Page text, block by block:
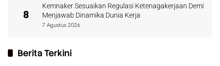
8
Kemnaker Sesuaikan Regulasi Ketenagakerjaan Demi
Menjawab Dinamika Dunia Kerja
7 Agustus 2026
Berita Terkini